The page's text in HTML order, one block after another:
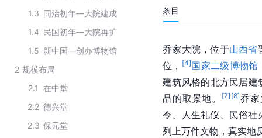
1.3 同治初年—大院建成
1.4 民国初年—大院再扩
1.5 新中国—创办博物馆
2 规模布局
2.1 在中堂
2.2 德兴堂
2.3 保元堂
条目
乔家大院，位于山西省
位， [4]国家二级博物馆
建筑风格的北方民居建
品的取景地。
[7] [8]乔
令、人生礼仪、民俗社
列上万件文物，真实地